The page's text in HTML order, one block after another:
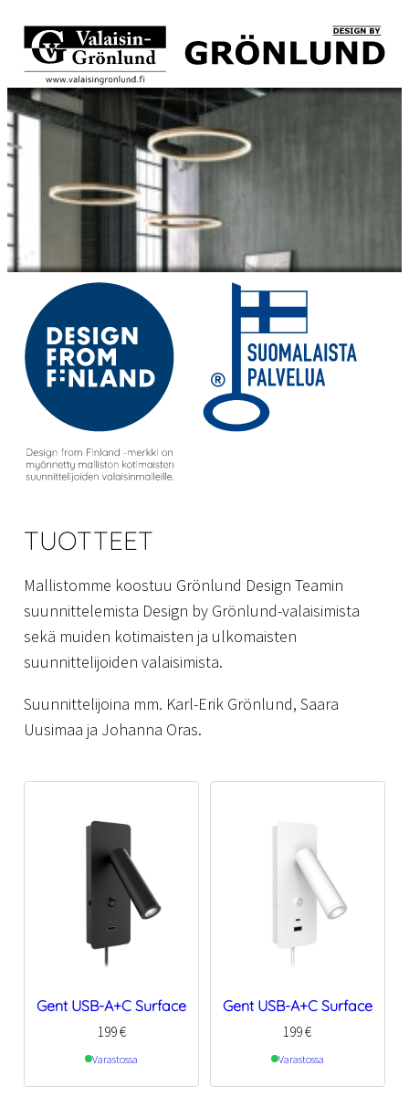
TUOTTEET
Mallistomme koostuu Grönlund Design Teamin
suunnittelemista Design by Grönlund-valaisimista
sekä muiden kotimaisten ja ulkomaisten
suunnittelijoiden valaisimista.
Suunnittelijoina mm. Karl-Erik Grönlund, Saara
Uusimaa ja Johanna Oras.
Gent USB-A+C Surface
199€
Varastossa
Gent USB-A+C Surface
199€
Varastossa